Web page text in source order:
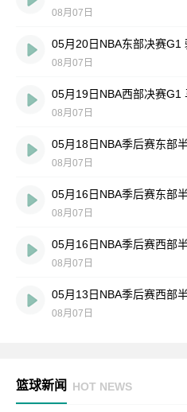
08月07日
05月20日NBA东部决赛G1
08月07日
05月19日NBA西部决赛G1
08月07日
05月18日NBA季后赛东部
08月07日
05月16日NBA季后赛东部
08月07日
08月07日
08月07日
篮球新闻 HOT NEWS